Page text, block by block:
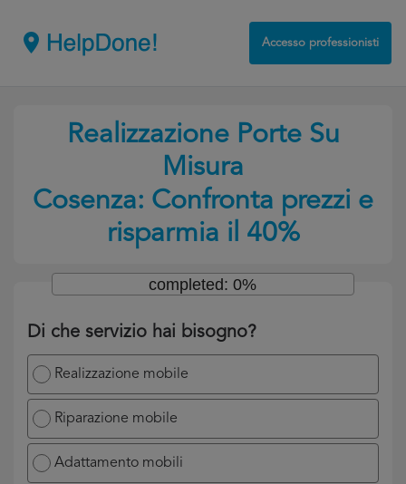
Accesso professionisti
Realizzazione Porte Su
Misura
Cosenza: Confronta prezzi e
risparmia il 40%
Di che servizio hai bisogno?
Realizzazione mobile
Riparazione mobile
Adattamento mobili
completed: 0%